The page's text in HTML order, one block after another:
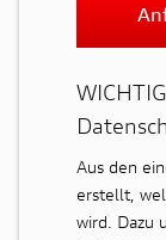
Aus den
erstellt,
wird. Dazu